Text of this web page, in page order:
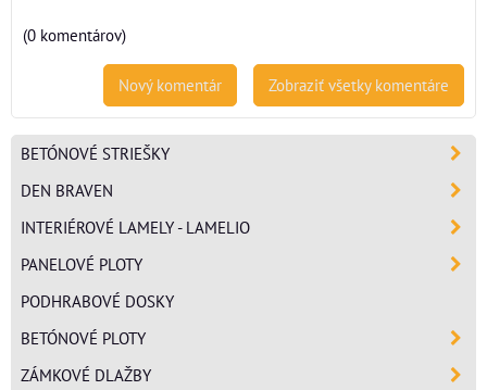
(0 komentárov)
Zobraziť všetky komentáre
Nový komentár
BETÓNOVÉ STRIEŠKY
DEN BRAVEN
INTERIÉROVÉ LAMELY - LAMELIO
PANELOVÉ PLOTY
PODHRABOVÉ DOSKY
BETÓNOVÉ PLOTY
ZÁMKOVÉ DLAŽBY